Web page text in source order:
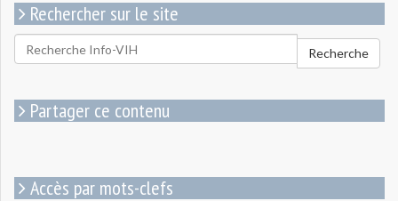
Rechercher sur le site
Rechercher
pour
Recherche
Partager ce contenu
Accès par mots-clefs